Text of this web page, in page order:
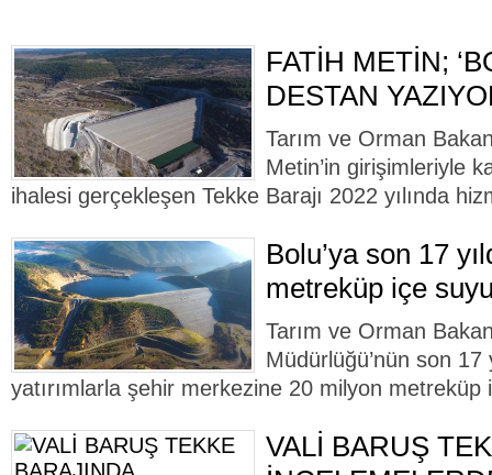
FATİH METİN;
DESTAN
Tarım ve Orman
Metin’in girişimleriyle
ihalesi gerçekleşen Tekke Barajı 2022 yılında
Bolu’ya son 17
metreküp içe
Tarım ve Orman
Müdürlüğü’nün son 17
yatırımlarla şehir merkezine 20 milyon metreküp
VALİ BARUŞ